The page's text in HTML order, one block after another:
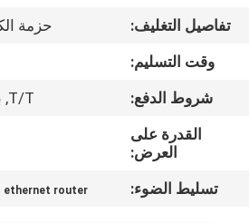
الجودة
اتصل
أخبار
تفاصيل التغليف:
حزمة
وقت التسليم:
شروط الدفع:
T/T, باي بال, إتحاد غربيّ, L/C
القدرة على
العرض:
تسليط الضوء: ethernet router